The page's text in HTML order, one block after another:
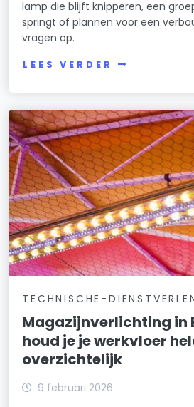
lamp die blijft knipperen, een
springt of plannen voor een
vragen op.
LEES VERDER
TECHNISCHE-
Magazijnverlichting in
houd je je werkvloer
overzichtelijk
9 februari 2026